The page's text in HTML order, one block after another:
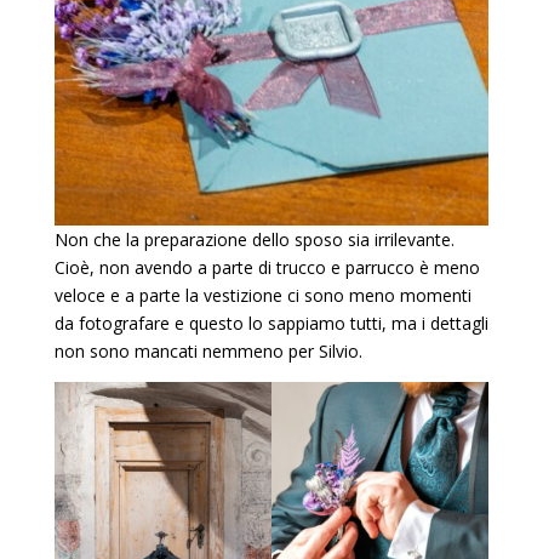
Non che la preparazione dello sposo sia irrilevante.
Cioè, non avendo a parte di trucco e parrucco è meno
veloce e a parte la vestizione ci sono meno momenti
da fotografare e questo lo sappiamo tutti, ma i dettagli
non sono mancati nemmeno per Silvio.